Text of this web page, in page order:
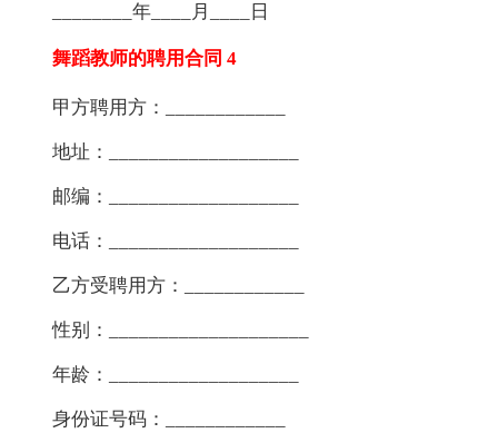
________年____月____日
舞蹈教师的聘用合同 4
甲方聘用方：____________
地址：___________________
邮编：___________________
电话：___________________
乙方受聘用方：____________
性别：____________________
年龄：___________________
身份证号码：____________